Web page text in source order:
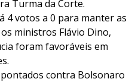
Turma da Corte.
4 votos a 0 para manter as
ministros Flávio Dino,
foram favoráveis em
contra Bolsonaro